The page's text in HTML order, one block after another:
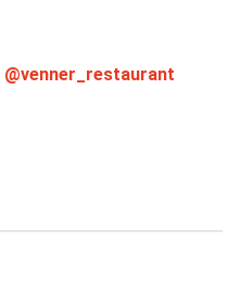
@venner_restaurant